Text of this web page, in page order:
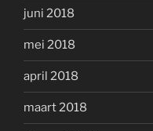
juni 2018
mei 2018
april 2018
maart 2018